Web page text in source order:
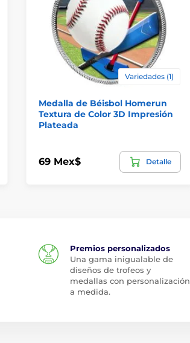
Variedades (1)
Medalla de Béisbol Homerun
Textura de Color 3D Impresión
Plateada
69 Mex$ Detalle
Premios personalizados
Una gama inigualable de
diseños de trofeos y
medallas con personalización
a medida.